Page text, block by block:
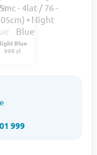
Blue
999 zł
999